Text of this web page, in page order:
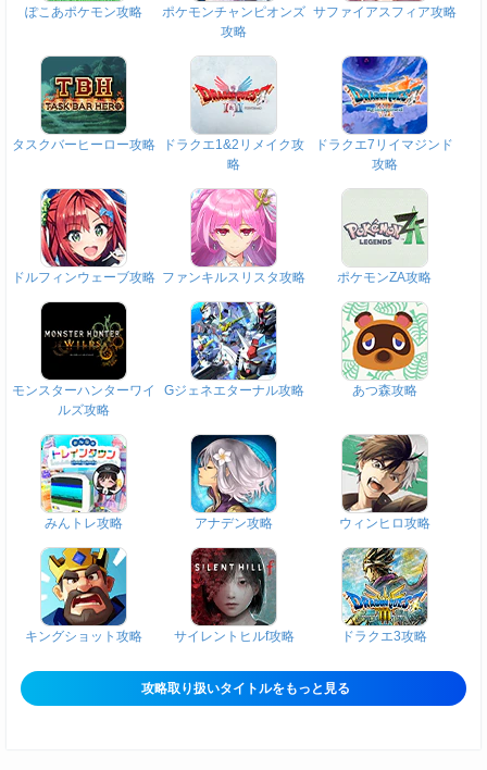
ぽこあポケモン攻略
ポケモンチャンピオンズ
攻略
サファイアスフィア攻略
タスクバーヒーロー攻略
ドラクエ1&2リメイク攻
略
ドラクエ7リイマジンド
攻略
ドルフィンウェーブ攻略 ファンキルスリスタ攻略 ポケモンZA攻略
モンスターハンターワイ
ルズ攻略
Gジェネエターナル攻略 あつ森攻略
みんトレ攻略 アナデン攻略 ウィンヒロ攻略
キングショット攻略 サイレントヒルf攻略 ドラクエ3攻略
攻略取り扱いタイトルをもっと見る